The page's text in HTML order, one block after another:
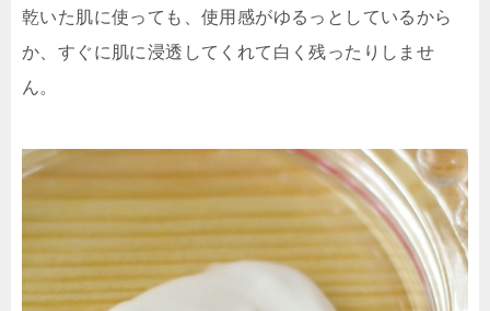
乾いた肌に使っても、使用感がゆるっとしているから
か、すぐに肌に浸透してくれて白く残ったりしませ
ん。